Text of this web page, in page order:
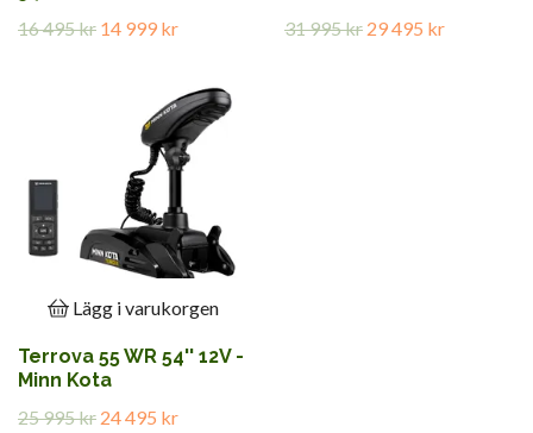
16 495 kr 14 999 kr
31 995 kr 29 495 kr
Lägg i varukorgen
Terrova 55 WR 54'' 12V -
Minn Kota
25 995 kr 24 495 kr